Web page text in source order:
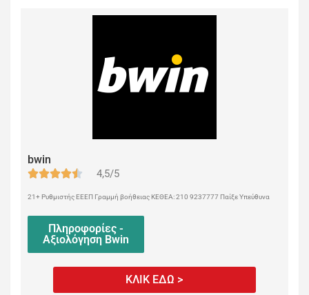
bwin
4,5/5
21+ Ρυθμιστής ΕΕΕΠ Γραμμή βοήθειας ΚΕΘΕΑ: 210 9237777 Παίξε Υπεύθυνα
Πληροφορίες -
Αξιολόγηση Bwin
ΚΛΙΚ ΕΔΩ >